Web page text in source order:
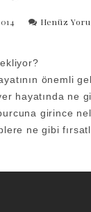
Henüz
önemli
hayatında ne
girince
ne gibi